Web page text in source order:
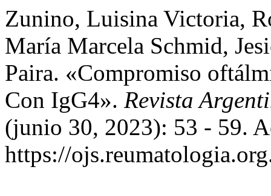
Zunino, Luisina Victoria,
María Marcela Schmid,
Paira. «Compromiso
Con IgG4». Revista
(junio 30, 2023): 53 - 59.
https://